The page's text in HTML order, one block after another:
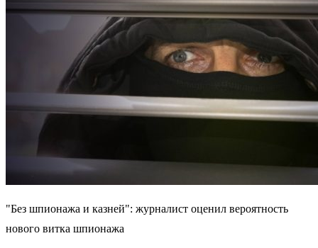
"Без шпионажа и казней": журналист оценил вероятность
нового витка шпионажа